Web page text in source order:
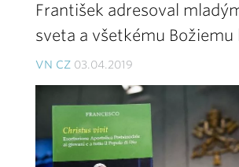
František adresoval
sveta a všetkému Božiemu
VN CZ 03.04.2019